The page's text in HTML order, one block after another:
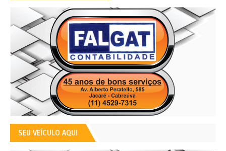
SEU VEÍCULO AQUI